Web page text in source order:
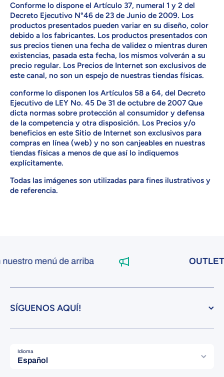
Conforme lo dispone el Artículo 37, numeral 1 y 2 del
Decreto Ejecutivo N°46 de 23 de Junio de 2009. Los
productos presentados pueden variar en su diseño, color
debido a los fabricantes. Los productos presentados con
sus precios tienen una fecha de validez o mientras duren
existencias, pasada esta fecha, los mismos volverán a su
precio regular. Los Precios de Internet son exclusivos de
este canal, no son un espejo de nuestras tiendas físicas.
conforme lo disponen los Artículos 58 a 64, del Decreto
Ejecutivo de LEY No. 45 De 31 de octubre de 2007 Que
dicta normas sobre protección al consumidor y defensa
de la competencia y otra disposición. Los Precios y/o
beneficios en este Sitio de Internet son exclusivos para
compras en línea (web) y no son canjeables en nuestras
tiendas físicas a menos de que así lo indiquemos
explícitamente.
Todas las imágenes son utilizadas para fines ilustrativos y
de referencia.
menú de arriba OUTLET
SÍGUENOS AQUÍ!
Idioma
Español